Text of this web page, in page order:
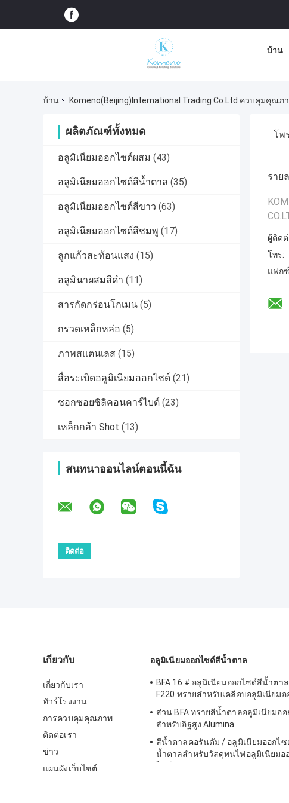
บ้าน
บ้าน Komeno(Beijing)International Trading Co.Ltd ควบคุมคุณภ
ผลิตภัณฑ์ทั้งหมด
อลูมิเนียมออกไซด์ผสม (43)
อลูมิเนียมออกไซด์สีน้ำตาล (35)
อลูมิเนียมออกไซด์สีขาว (63)
อลูมิเนียมออกไซด์สีชมพู (17)
ลูกแก้วสะท้อนแสง (15)
อลูมินาผสมสีดำ (11)
สารกัดกร่อนโกเมน (5)
กรวดเหล็กหล่อ (5)
ภาพสแตนเลส (15)
สื่อระเบิดอลูมิเนียมออกไซด์ (21)
ซอกซอยซิลิคอนคาร์ไบด์ (23)
เหล็กกล้า Shot (13)
สนทนาออนไลน์ตอนนี้ฉัน
โพ
ราย
ผู้ติดต่
โทร:
แฟก
เกี่ยวกับ
เกี่ยวกับเรา
ทัวร์โรงงาน
การควบคุมคุณภาพ
ติดต่อเรา
ข่าว
แผนผังเว็บไซต์
อลูมิเนียมออกไซด์สีน้ำตาล
BFA 16 # อลูมิเนียมออกไซด์สีน้ำตาล
F220 ทรายสำหรับเคลือบอลูมิเนียมอ
ส่วน BFA ทรายสีน้ำตาลอลูมิเนียมออ
สำหรับอิฐสูง Alumina
สีน้ำตาลคอรันดัม / อลูมิเนียมออกไซ
น้ำตาลสำหรับวัสดุทนไฟอลูมิเนียมอ